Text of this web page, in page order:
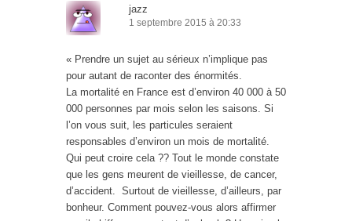
jazz
1 septembre 2015 à 20:33
« Prendre un sujet au sérieux n’implique pas
pour autant de raconter des énormités.
La mortalité en France est d’environ 40 000 à 50
000 personnes par mois selon les saisons. Si
l’on vous suit, les particules seraient
responsables d’environ un mois de mortalité.
Qui peut croire cela ?? Tout le monde constate
que les gens meurent de vieillesse, de cancer,
d’accident. Surtout de vieillesse, d’ailleurs, par
bonheur. Comment pouvez-vous alors affirmer